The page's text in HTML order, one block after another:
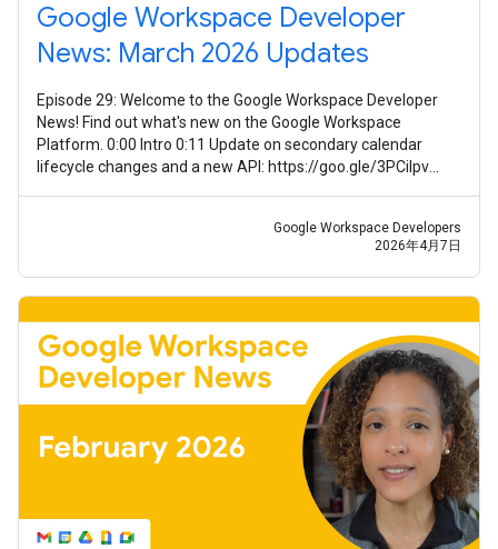
Google Workspace Developer
News: March 2026 Updates
Episode 29: Welcome to the Google Workspace Developer
News! Find out what's new on the Google Workspace
Platform. 0:00 Intro 0:11 Update on secondary calendar
lifecycle changes and a new API: https://goo.gle/3PCilpv
Google Workspace Developers
2026年4月7日